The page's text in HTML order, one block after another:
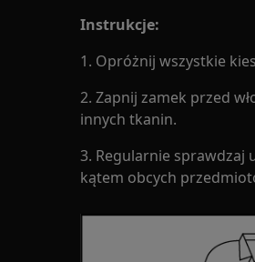
Instrukcje:
1. Opróżnij wszystkie
2. Zapnij zamek przed
innych tkanin.
3. Regularnie sprawdzaj
kątem obcych